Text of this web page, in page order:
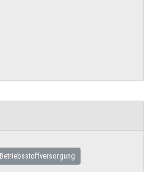
Betriebsstoffversorgung